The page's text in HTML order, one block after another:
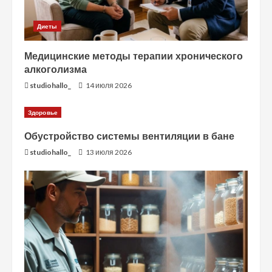
Диеты
Медицинские методы терапии хронического
алкоголизма
studiohallo_ 14 июля 2026
Здоровье
Обустройство системы вентиляции в бане
studiohallo_ 13 июля 2026